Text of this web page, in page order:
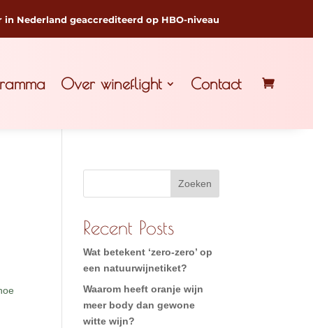
Nederland geaccrediteerd op HBO-niveau
Over wineflight Contact
Zoeken
Recent Posts
Wat betekent ‘zero-zero’ op
een natuurwijnetiket?
Waarom heeft oranje wijn
meer body dan gewone
witte wijn?